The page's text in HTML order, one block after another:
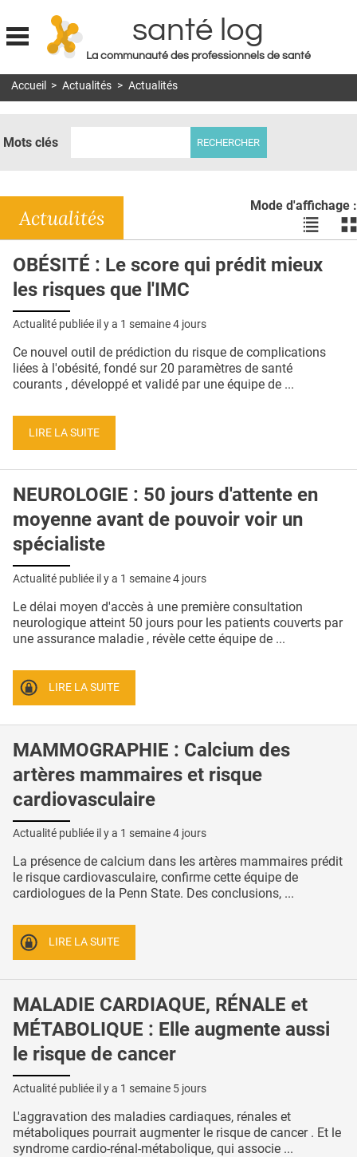
Jump to navigation
santé log
La communauté des professionnels de santé
MON COMPTE
DOSSIERS
RÉSEAUX
E-REVUE SAD
QUI SOMMES-NOUS ?
CONDITIONS GÉNÉRALES
CRÉDITS
Accueil > Actualités > Actualités
Mots clés
Mode d'affichage :
Voir
les
en
les
Actualités
OBÉSITÉ : Le score qui prédit mieux
les risques que l'IMC
Actualité publiée il y a 1 semaine 4 jours
Ce nouvel outil de prédiction du risque de complications
liées à l'obésité, fondé sur 20 paramètres de santé
courants , développé et validé par une équipe de ...
LIRE LA SUITE
NEUROLOGIE : 50 jours d'attente en
moyenne avant de pouvoir voir un
spécialiste
Actualité publiée il y a 1 semaine 4 jours
Le délai moyen d'accès à une première consultation
neurologique atteint 50 jours pour les patients couverts par
une assurance maladie , révèle cette équipe de ...
LIRE LA SUITE
MAMMOGRAPHIE : Calcium des
artères mammaires et risque
cardiovasculaire
Actualité publiée il y a 1 semaine 4 jours
La présence de calcium dans les artères mammaires prédit
le risque cardiovasculaire, confirme cette équipe de
cardiologues de la Penn State. Des conclusions, ...
LIRE LA SUITE
MALADIE CARDIAQUE, RÉNALE et
MÉTABOLIQUE : Elle augmente aussi
le risque de cancer
Actualité publiée il y a 1 semaine 5 jours
L'aggravation des maladies cardiaques, rénales et
métaboliques pourrait augmenter le risque de cancer . Et le
syndrome cardio-rénal-métabolique, qui associe ...